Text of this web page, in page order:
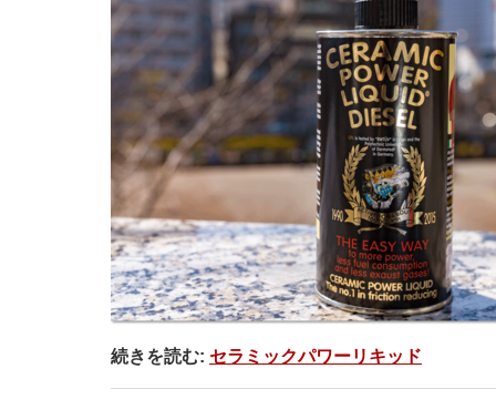
続きを読む: セラミックパワーリキッド